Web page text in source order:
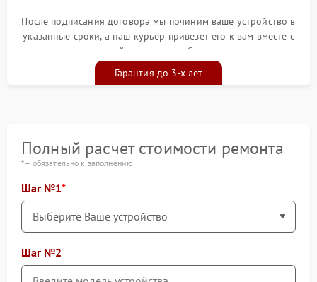
После подписания договора мы починим ваше устройство в
указанные сроки, а наш курьер привезет его к вам вместе с
гарантийным талоном бесплатно
Гарантия до 3-х лет
Полный расчет стоимости ремонта
* – обязательно к заполнению
Шаг №1
Шаг №2